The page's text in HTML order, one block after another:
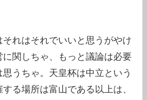
それはそれでいいと思うがやけ
に関しちゃ、もっと議論は必要
うちゃ。天皇杯は中立という
る場所は富山である以上は、